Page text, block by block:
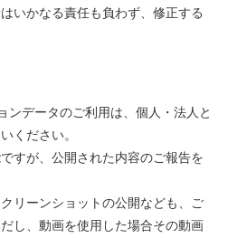
いかなる責任も負わず、修正する
ンデータのご利用は、個人・法人と
ください。
すが、公開された内容のご報告を
リーンショットの公開なども、ご
し、動画を使用した場合その動画